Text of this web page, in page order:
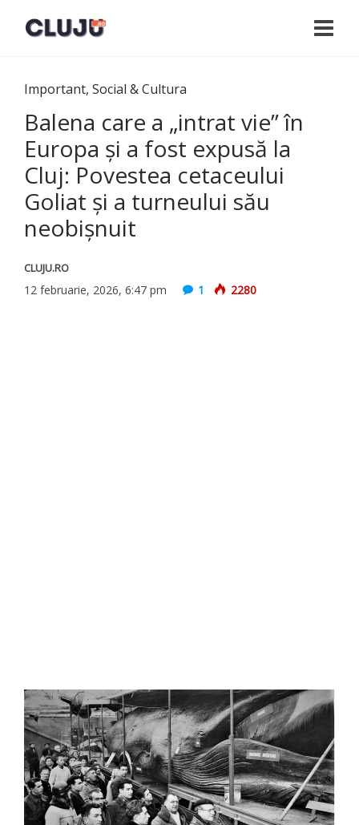
Important, Social & Cultura
Balena care a „intrat vie” în
Europa și a fost expusă la
Cluj: Povestea cetaceului
Goliat și a turneului său
neobișnuit
CLUJU.RO
12 februarie, 2026, 6:47 pm 1 2280